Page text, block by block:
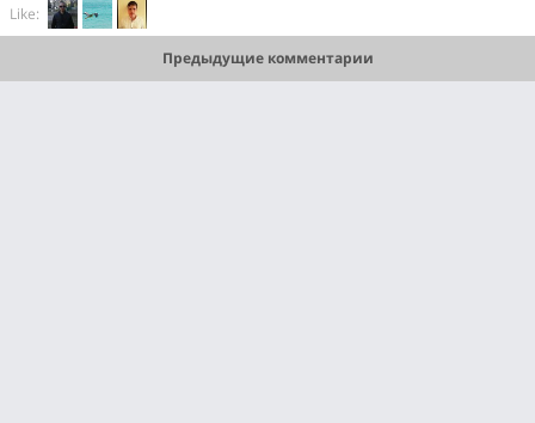
Like:
Предыдущие комментарии